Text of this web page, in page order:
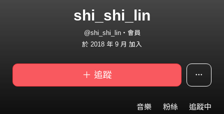
shi_shi_lin
@shi_shi_lin・會員
於 2018 年 9 月 加入
＋ 追蹤
音樂 粉絲 追蹤中